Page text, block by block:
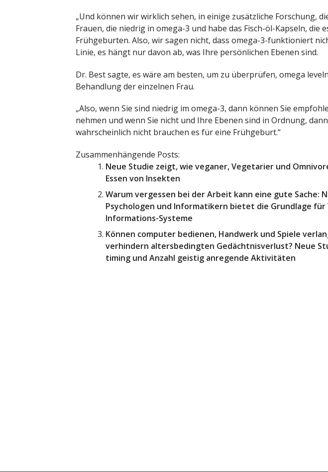
„Und können wir wirklich sehen, in einige zusätzliche Forschung,
Frauen, die niedrig in omega-3 und habe das Fisch-öl-Kapseln, die
Frühgeburten. Also, wir sagen nicht, dass omega-3-funktioniert
Linie, es hängt nur davon ab, was Ihre persönlichen Ebenen sind.
Dr. Best sagte, es wäre am besten, um zu überprüfen, omega
Behandlung der einzelnen Frau.
„Also, wenn Sie sind niedrig im omega-3, dann können Sie
nehmen und wenn Sie nicht und Ihre Ebenen sind in Ordnung,
wahrscheinlich nicht brauchen es für eine Frühgeburt.“
Zusammenhängende Posts:
Neue Studie zeigt, wie veganer, Vegetarier und
Essen von Insekten
Warum vergessen bei der Arbeit kann eine gute Sache:
Psychologen und Informatikern bietet die Grundlage
Informations-Systeme
Können computer bedienen, Handwerk und Spiele
verhindern altersbedingten Gedächtnisverlust? Neue
timing und Anzahl geistig anregende Aktivitäten